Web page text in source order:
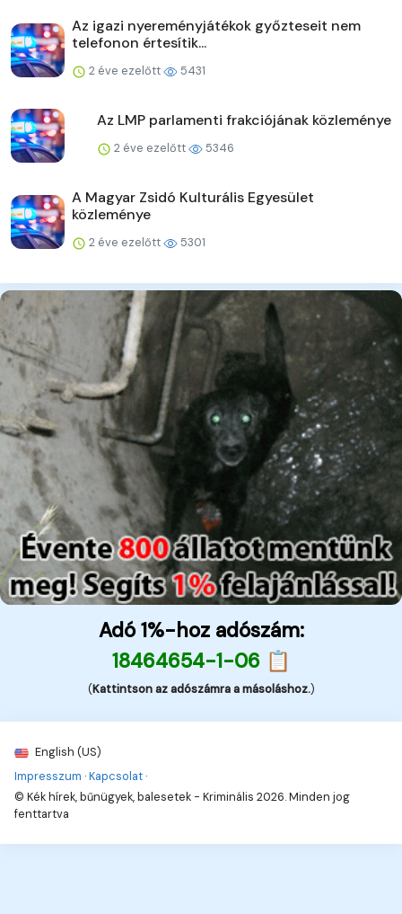
Az igazi nyereményjátékok győzteseit nem
telefonon értesítik...
2 éve ezelőtt 5431
Az LMP parlamenti frakciójának közleménye
2 éve ezelőtt 5346
A Magyar Zsidó Kulturális Egyesület
közleménye
2 éve ezelőtt 5301
Adó 1%-hoz adószám:
18464654-1-06 📋
(Kattintson az adószámra a másoláshoz.)
English (US)
Impresszum ·Kapcsolat ·
© Kék hírek, bűnügyek, balesetek - Kriminális 2026. Minden jog
fenttartva